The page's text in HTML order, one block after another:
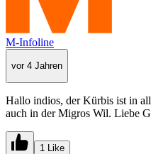
M-Infoline
vor 4 Jahren
Hallo indios, der Kürbis ist in
auch in der Migros Wil. Liebe
1 Like